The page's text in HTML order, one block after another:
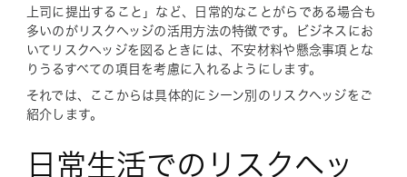
上司に提出すること」など、日常的なことがらである場合も
多いのがリスクヘッジの活用方法の特徴です。ビジネスにお
いてリスクヘッジを図るときには、不安材料や懸念事項とな
りうるすべての項目を考慮に入れるようにします。
それでは、ここからは具体的にシーン別のリスクヘッジをご
紹介します。
日常生活でのリスクヘッ